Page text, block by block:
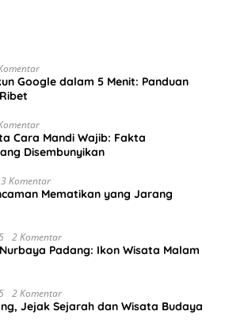
Google dalam 5 Menit: Panduan
Cara Mandi Wajib: Fakta
Disembunyikan
3 Komentar
Mematikan yang Jarang
2 Komentar
Padang: Ikon Wisata Malam
2 Komentar
Jejak Sejarah dan Wisata Budaya